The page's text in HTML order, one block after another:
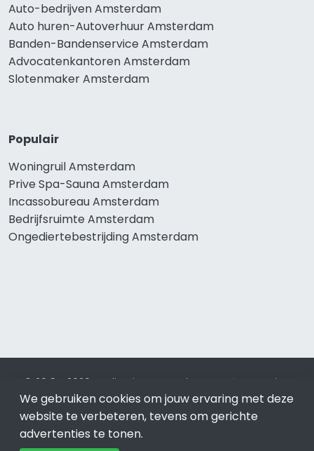
Auto-bedrijven Amsterdam
Auto huren-Autoverhuur Amsterdam
Banden-Bandenservice Amsterdam
Advocatenkantoren Amsterdam
Slotenmaker Amsterdam
Populair
Woningruil Amsterdam
Prive Spa-Sauna Amsterdam
Incassobureau Amsterdam
Bedrijfsruimte Amsterdam
Ongediertebestrijding Amsterdam
© 2019 - 2026 Realisatie en SEO door SEO-bureau
Lion
Internet. Betaal alleen voor bewezen resultaten?SEO
optimalisatie No Cure No Pay.Amsterdamis onderdeel van
Lion Internet.
We gebruiken cookies om jouw ervaring met deze
website te verbeteren, tevens om gerichte
advertenties te tonen.